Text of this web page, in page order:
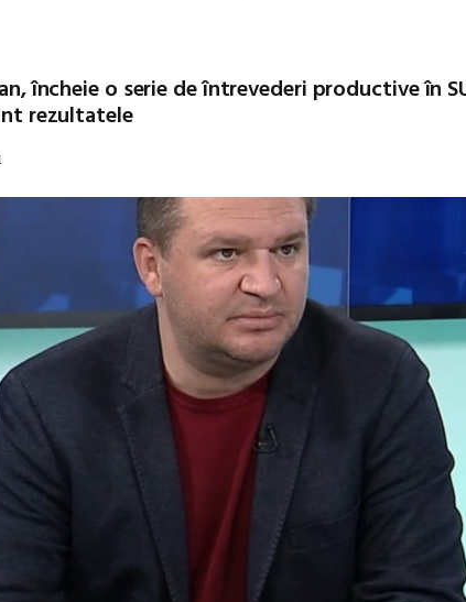
încheie o serie de întrevederi productive în
rezultatele